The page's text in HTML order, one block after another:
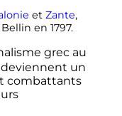
et Zante,
en 1797.
grec au
deviennent un
combattants